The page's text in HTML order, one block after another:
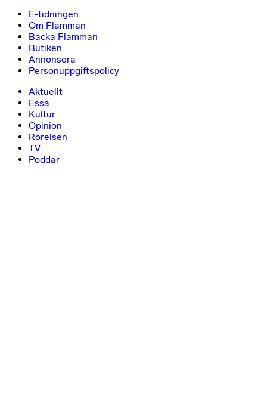
E-tidningen
Om Flamman
Backa Flamman
Butiken
Annonsera
Personuppgiftspolicy
Aktuellt
Essä
Kultur
Opinion
Rörelsen
TV
Poddar